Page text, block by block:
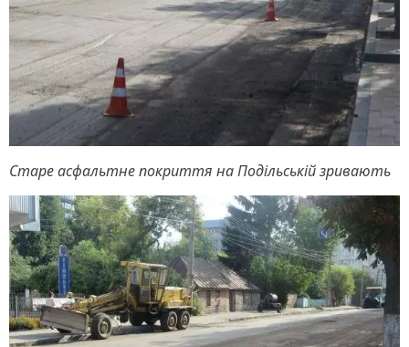
Старе асфальтне покриття на Подільській зривають